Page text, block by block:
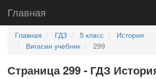
Главная
Главная ГДЗ 5 класс
История
Вигасин учебник
299
Страница 299 - ГДЗ